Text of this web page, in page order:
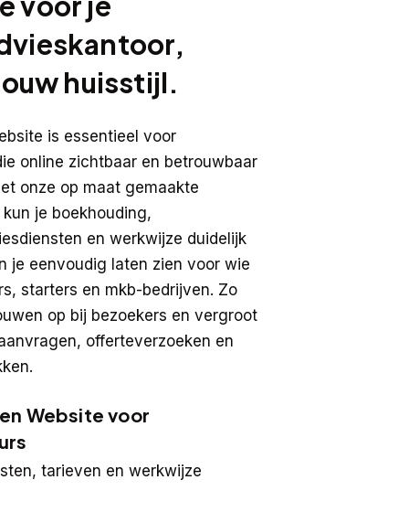
huisstijl.
is essentieel voor
online zichtbaar en betrouwbaar
onze op maat gemaakte
je boekhouding,
en werkwijze duidelijk
je eenvoudig laten zien voor wie
starters en mkb-bedrijven. Zo
op bij bezoekers en vergroot
offerteverzoeken en
Website voor
tarieven en werkwijze